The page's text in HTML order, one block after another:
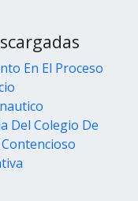
En El Proceso
Del Colegio De